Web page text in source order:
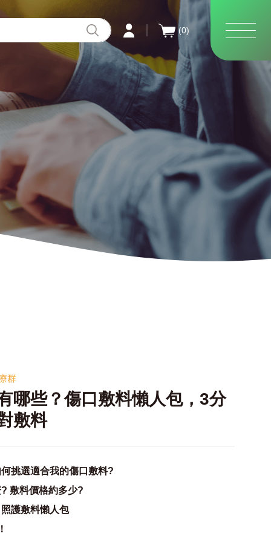
群
哪些？傷口敷料懶人包，3分
敷料
挑選適合我的傷口敷料?
敷料價格約多少?
護敷料懶人包